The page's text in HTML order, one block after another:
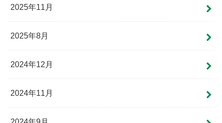
2025年11月
2025年8月
2024年12月
2024年11月